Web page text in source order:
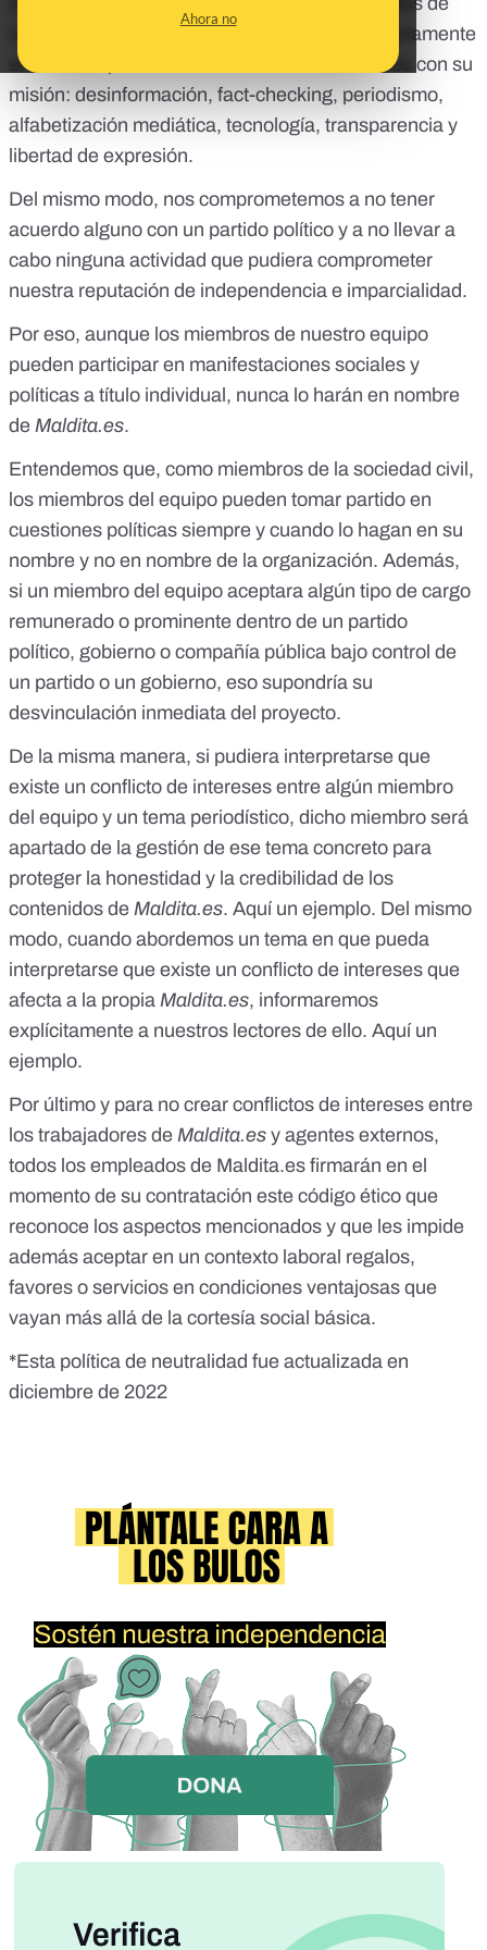
Ahora no
y solamente
en asuntos públicos directamente relacionados con su
misión: desinformación, fact-checking, periodismo,
alfabetización mediática, tecnología, transparencia y
libertad de expresión.
Del mismo modo, nos comprometemos a no tener
acuerdo alguno con un partido político y a no llevar a
cabo ninguna actividad que pudiera comprometer
nuestra reputación de independencia e imparcialidad.
Por eso, aunque los miembros de nuestro equipo
pueden participar en manifestaciones sociales y
políticas a título individual, nunca lo harán en nombre
de Maldita.es.
Entendemos que, como miembros de la sociedad civil,
los miembros del equipo pueden tomar partido en
cuestiones políticas siempre y cuando lo hagan en su
nombre y no en nombre de la organización. Además,
si un miembro del equipo aceptara algún tipo de cargo
remunerado o prominente dentro de un partido
político, gobierno o compañía pública bajo control de
un partido o un gobierno, eso supondría su
desvinculación inmediata del proyecto.
De la misma manera, si pudiera interpretarse que
existe un conflicto de intereses entre algún miembro
del equipo y un tema periodístico, dicho miembro será
apartado de la gestión de ese tema concreto para
proteger la honestidad y la credibilidad de los
contenidos de Maldita.es. Aquí un ejemplo. Del mismo
modo, cuando abordemos un tema en que pueda
interpretarse que existe un conflicto de intereses que
afecta a la propia Maldita.es, informaremos
explícitamente a nuestros lectores de ello. Aquí un
ejemplo.
Por último y para no crear conflictos de intereses entre
los trabajadores de Maldita.es y agentes externos,
todos los empleados de Maldita.es firmarán en el
momento de su contratación este código ético que
reconoce los aspectos mencionados y que les impide
además aceptar en un contexto laboral regalos,
favores o servicios en condiciones ventajosas que
vayan más allá de la cortesía social básica.
*Esta política de neutralidad fue actualizada en
diciembre de 2022